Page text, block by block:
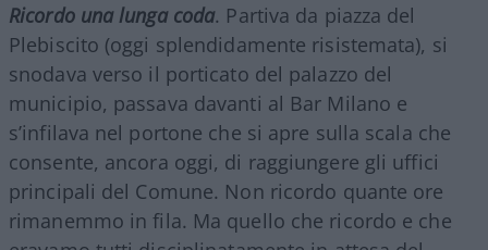
Ricordo una lunga coda. Partiva da piazza del
Plebiscito (oggi splendidamente risistemata), si
snodava verso il porticato del palazzo del
municipio, passava davanti al Bar Milano e
s’infilava nel portone che si apre sulla scala che
consente, ancora oggi, di raggiungere gli uffici
principali del Comune. Non ricordo quante ore
rimanemmo in fila. Ma quello che ricordo e che